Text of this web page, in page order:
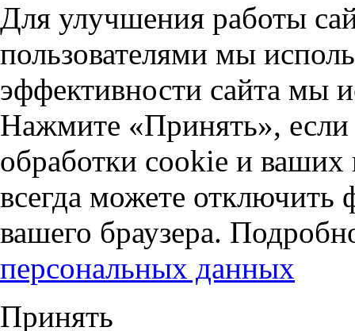
Для улучшения работы
пользователями мы
эффективности сайта мы
Нажмите «Принять», если
обработки cookie и
всегда можете отключить
вашего браузера.
персональных данных
Принять